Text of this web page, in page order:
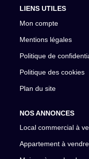
LIENS UTILES
Mon compte
Mentions légales
Politique de
Politique des cookies
Plan du site
NOS ANNONCES
Local commercial à
Appartement à